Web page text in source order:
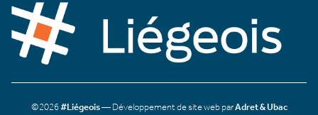
©2026#Liégeois— Développement de site web parAdret & Ubac